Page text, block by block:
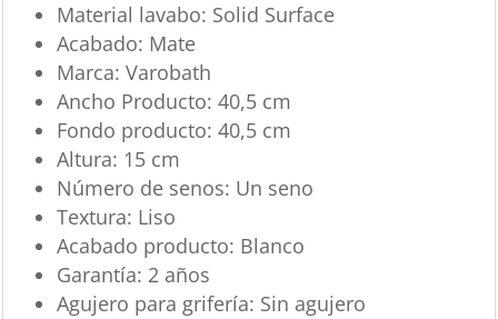
Material lavabo: Solid Surface
Acabado: Mate
Marca: Varobath
Ancho Producto: 40,5 cm
Fondo producto: 40,5 cm
Altura: 15 cm
Número de senos: Un seno
Textura: Liso
Acabado producto: Blanco
Garantía: 2 años
Agujero para grifería: Sin agujero